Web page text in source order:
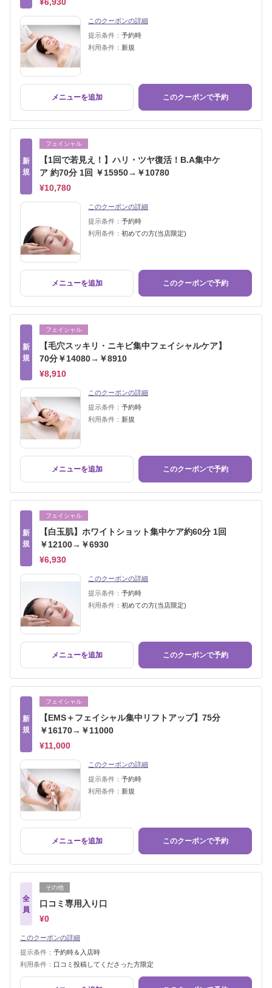
このクーポンの詳細
提示条件： 予約時
利用条件： 新規
メニューを追加 このクーポンで予約
新
規
フェイシャル
【1回で若見え！】ハリ・ツヤ復活！B.A集中ケ
ア 約70分 1回 ￥15950→￥10780
¥10,780
このクーポンの詳細
提示条件： 予約時
利用条件： 初めての方(当店限定)
メニューを追加 このクーポンで予約
新
規
フェイシャル
【毛穴スッキリ・ニキビ集中フェイシャルケア】
70分￥14080→￥8910
¥8,910
このクーポンの詳細
提示条件： 予約時
利用条件： 新規
メニューを追加 このクーポンで予約
新
規
フェイシャル
【白玉肌】ホワイトショット集中ケア約60分 1回
￥12100→￥6930
¥6,930
このクーポンの詳細
提示条件： 予約時
利用条件： 初めての方(当店限定)
メニューを追加 このクーポンで予約
新
規
フェイシャル
【EMS＋フェイシャル集中リフトアップ】75分
￥16170→￥11000
¥11,000
このクーポンの詳細
提示条件： 予約時
利用条件： 新規
メニューを追加 このクーポンで予約
全
員
その他
口コミ専用入り口
¥0
このクーポンの詳細
提示条件： 予約時＆入店時
利用条件： 口コミ投稿してくださった方限定